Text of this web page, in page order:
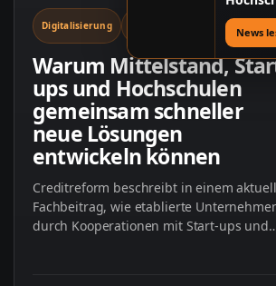
Digitalisierung
Warum Mittelstand,
ups und Hochschulen
gemeinsam schneller
neue Lösungen
entwickeln können
Creditreform beschreibt in einem
Fachbeitrag, wie etablierte
durch Kooperationen mit Start-ups und
neue
News